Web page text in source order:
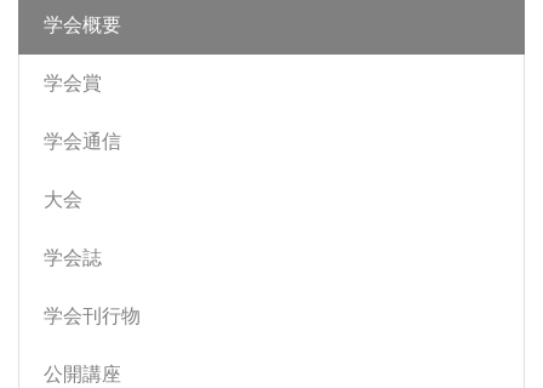
学会概要
学会賞
学会通信
大会
学会誌
学会刊行物
公開講座